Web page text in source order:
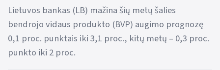
Lietuvos bankas (LB) mažina šių metų šalies
bendrojo vidaus produkto (BVP) augimo prognozę
0,1 proc. punktais iki 3,1 proc., kitų metų – 0,3 proc.
punkto iki 2 proc.